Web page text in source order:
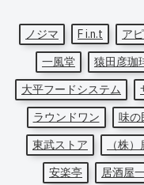
ノジマ F i.n.t ア
一風堂
猿田彦珈
大平フードシステム
ラウンドワン
味の
東武ストア
（株
安楽亭
居酒屋